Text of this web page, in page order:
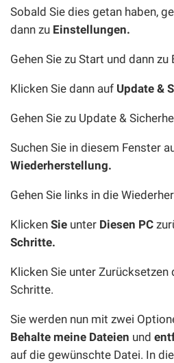
Sobald Sie dies getan haben,
dann zu Einstellungen.
Gehen Sie zu Start und dann zu
Klicken Sie dann auf Update &
Gehen Sie zu Update &
Suchen Sie in diesem Fenster
Wiederherstellung.
Gehen Sie links in die
Klicken Sie unter Diesen PC
Schritte.
Klicken Sie unter Zurücksetzen
Schritte.
Sie werden nun mit zwei
Behalte meine Dateien und
auf die gewünschte Datei. In